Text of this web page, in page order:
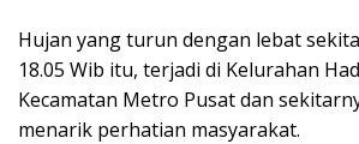
Hujan yang turun dengan lebat
18.05 Wib itu, terjadi di Kelurahan
Kecamatan Metro Pusat dan
menarik perhatian masyarakat.